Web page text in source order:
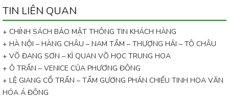
TIN LIÊN QUAN
+ CHÍNH SÁCH BẢO MẬT THÔNG TIN KHÁCH HÀNG
+ HÀ NỘI – HÀNG CHÂU – NAM TẦM – THƯỢNG HẢI – TÔ CHÂU
+ VÕ ĐANG SƠN – KÌ QUAN VÕ HỌC TRUNG HOA
+ Ô TRẤN – VENICE CỦA PHƯƠNG ĐÔNG
+ LỆ GIANG CỔ TRẤN – TẤM GƯƠNG PHẢN CHIẾU TINH HOA VĂN
HÓA Á ĐÔNG